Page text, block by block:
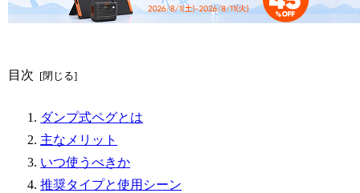
目次
ダンプ式ペグとは
主なメリット
いつ使うべきか
推奨タイプと使用シーン